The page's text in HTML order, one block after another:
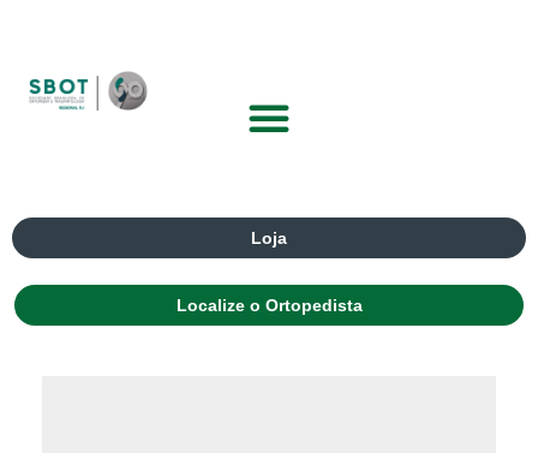
Loja
Localize o Ortopedista